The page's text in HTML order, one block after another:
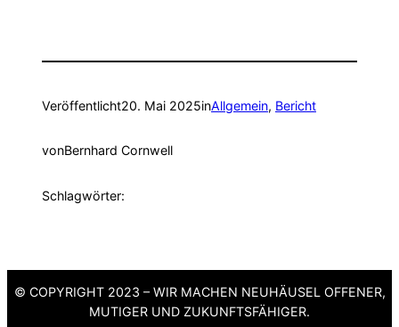
Veröffentlicht20. Mai 2025inAllgemein, Bericht
vonBernhard Cornwell
Schlagwörter:
© COPYRIGHT 2023 – WIR MACHEN NEUHÄUSEL OFFENER,
MUTIGER UND ZUKUNFTSFÄHIGER.